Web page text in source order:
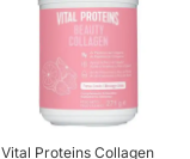
Vital Proteins Collagen